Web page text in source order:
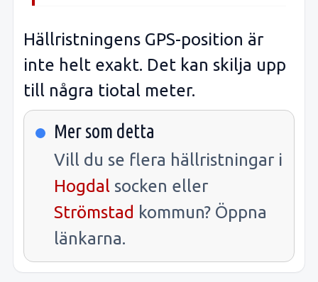
Hällristningens GPS-position är
inte helt exakt. Det kan skilja upp
till några tiotal meter.
Mer som detta
Vill du se flera hällristningar i
Hogdal socken eller
Strömstad kommun? Öppna
länkarna.